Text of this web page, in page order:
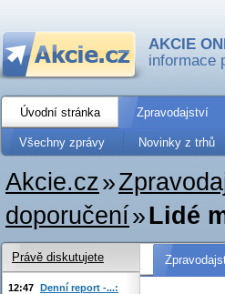
AKCIE
informace
Úvodní stránka Zpravodajství
Všechny zprávy Novinky z trhů
Akcie.cz»
doporučení»Lidé
Právě diskutujete
12:47 Denní report -...: